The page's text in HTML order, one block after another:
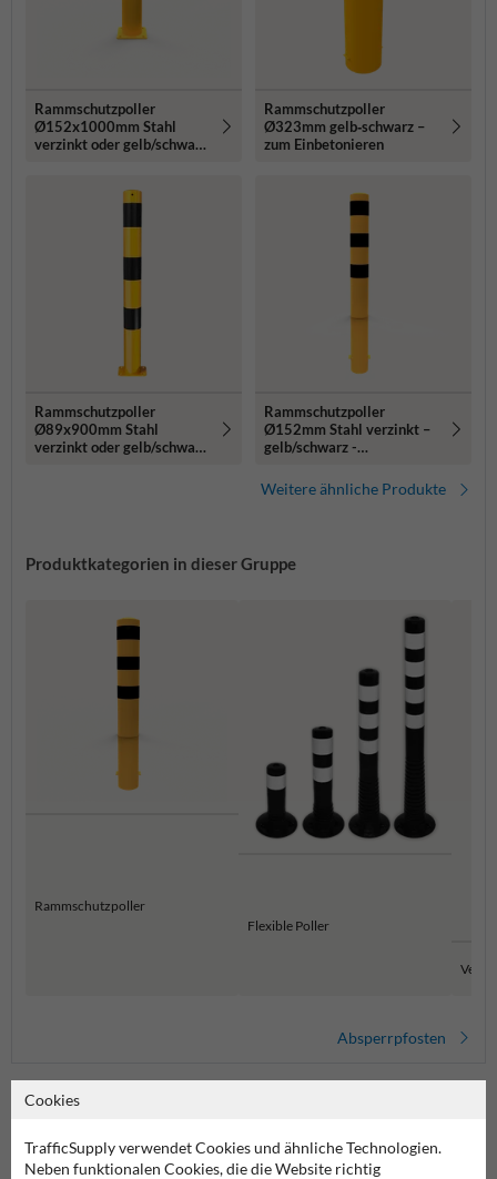
Rammschutzpoller
Ø152x1000mm Stahl
verzinkt oder gelb/schwarz
Rammschutzpoller
Ø323mm gelb‑schwarz –
zum Einbetonieren
Rammschutzpoller
Ø89x900mm Stahl
verzinkt oder gelb/schwarz
Rammschutzpoller
Ø152mm Stahl verzinkt –
gelb/schwarz -
mit Bodenanker
Weitere ähnliche Produkte
Produktkategorien in dieser Gruppe
Rammschutzpoller
Flexible Poller
Absperrpfosten
Elastischer Anfahrschutz mit Federung – sichtbar &
Cookies
TrafficSupply verwendet Cookies und ähnliche Technologien.
Neben funktionalen Cookies, die die Website richtig